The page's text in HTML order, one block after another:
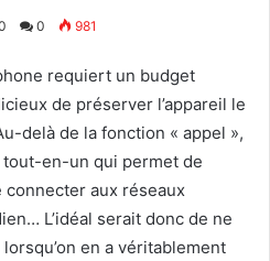
0 981
requiert un budget
de préserver l’appareil le
delà de la fonction « appel »,
en-un qui permet de
aux réseaux
L’idéal serait donc de ne
en a véritablement